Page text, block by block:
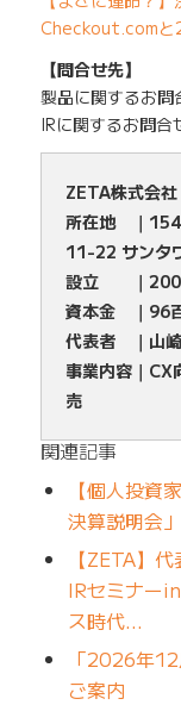
Checkout.comと
【問合せ先】
製品に関するお問
IRに関するお問
ZETA株式会社
所在地 ｜
11-22 サンタ
設立 ｜
資本金 ｜96
代表者 ｜山
事業内容｜CX
売
関連記事
【個人投
決算説明会
【ZETA】
IRセミナー
ス時代…
「2026年
ご案内